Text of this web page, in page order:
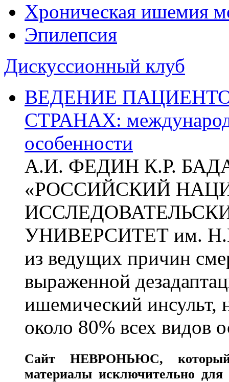
Хроническая ишемия
Эпилепсия
Дискуссионный клуб
ВЕДЕНИЕ
СТРАНАХ:
особенности
А.И. ФЕДИН К.Р.
«РОССИЙСКИЙ
УНИВЕРСИТЕТ им.
из ведущих причин
выраженной
ишемический инсульт,
около 80% всех видов
СайтНЕВРОНЬЮС,
материалы исключительно для